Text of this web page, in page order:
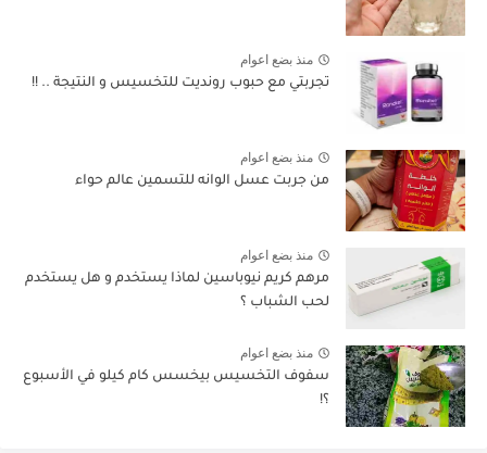
منذ بضع اعوام
تجربتي مع حبوب رونديت للتخسيس و النتيجة .. !!
منذ بضع اعوام
من جربت عسل الوانه للتسمين عالم حواء
منذ بضع اعوام
مرهم كريم نيوباسين لماذا يستخدم و هل يستخدم
لحب الشباب ؟
منذ بضع اعوام
سفوف التخسيس بيخسس كام كيلو في الأسبوع
؟!